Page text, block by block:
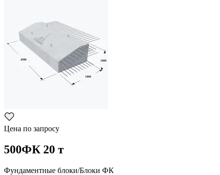
Цена по запросу
500ФК 20 т
Фундаментные блоки/Блоки ФК